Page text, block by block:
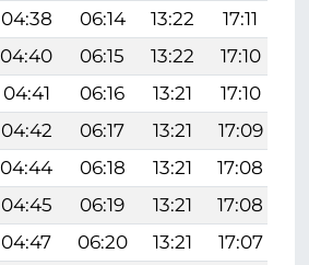
04:38 06:14 13:22 17:11
04:40 06:15 13:22 17:10
04:41 06:16 13:21 17:10
04:42 06:17 13:21 17:09
04:44 06:18 13:21 17:08
04:45 06:19 13:21 17:08
04:47 06:20 13:21 17:07